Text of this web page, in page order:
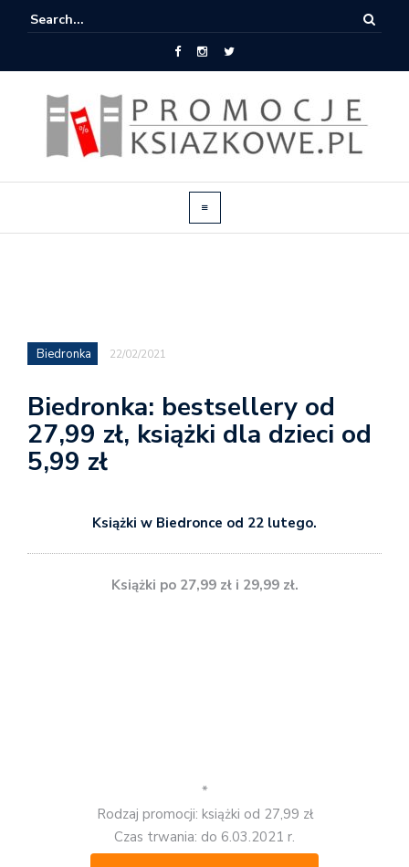
Biedronka 22/02/2021
Biedronka: bestsellery od
27,99 zł, książki dla dzieci od
5,99 zł
Książki w Biedronce od 22 lutego.
Książki po 27,99 zł i 29,99 zł.
*
Rodzaj promocji: książki od 27,99 zł
Czas trwania: do 6.03.2021 r.